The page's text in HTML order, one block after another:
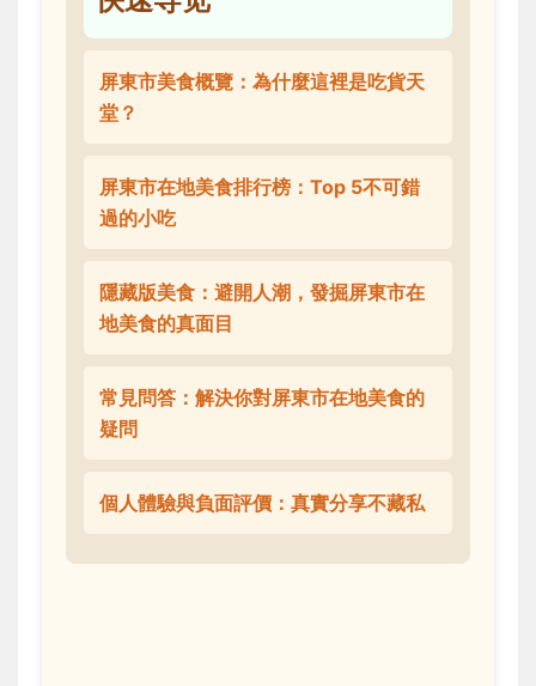
屏東市美食概覽：為什麼這裡是吃貨天
堂？
屏東市在地美食排行榜：Top 5不可錯
過的小吃
隱藏版美食：避開人潮，發掘屏東市在
地美食的真面目
常見問答：解決你對屏東市在地美食的
疑問
個人體驗與負面評價：真實分享不藏私